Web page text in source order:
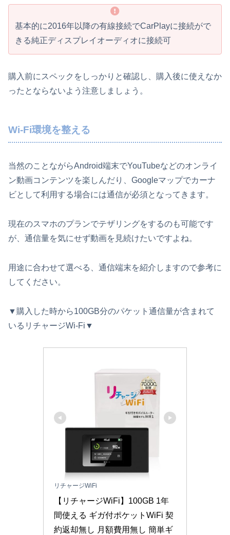
基本的に2016年以降の有線接続でCarPlayに接続がで
きる純正ディスプレイオーディオに接続可
購入前にスペックをしっかりと確認し、購入後に使えなか
ったとならないよう注意しましょう。
Wi-Fi環境を整える
当然のことながらAndroid端末でYouTubeなどのオンライ
ン動画コンテンツを楽しんだり、Googleマップでカーナ
ビとして利用する場合には通信が必須となってきます。
現在のスマホのプランでテザリングをするのも可能です
が、通信量を気にせず動画を見続けたいですよね。
用途に合わせて選べる、通信端末を紹介しますので参考に
してください。
▼購入した時から100GB分のパケット通信量が含まれて
いるリチャージWi-Fi▼
リチャージWiFi
【リチャージWiFi】100GB 1年
間使える ギガ付ポケットWiFi 契
約返却無し 月額費用無し 簡単ギ